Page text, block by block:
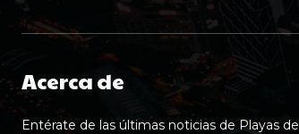
Acerca de
Entérate de las últimas noticias de Playas de